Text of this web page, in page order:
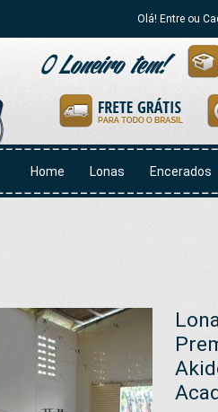
Olá! Entre ou
Home Lonas Encerados